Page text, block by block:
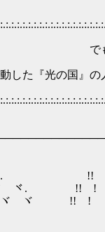
跡
光の国』の人が
､: : : :ヽ:ﾊ ヾ
: :';::ﾊ .ヾ ヾ.
: : ';:ﾊ ヾ ヾ !!